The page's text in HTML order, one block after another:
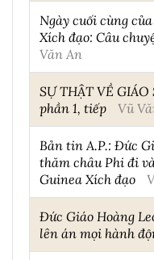
Ngày cuối cùng
Xích đạo: Câu
Văn An
SỰ THẬT VỀ
phần 1, tiếp
Vũ
Bản tin A.P.: Đức
thăm châu Phi đi
Guinea Xích đạo
Đức Giáo Hoàng
lên án mọi hành